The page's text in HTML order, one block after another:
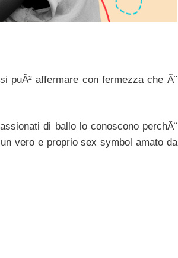
puÃ² affermare con fermezza che Ã¨
di ballo lo conoscono perchÃ¨
vero e proprio sex symbol amato da